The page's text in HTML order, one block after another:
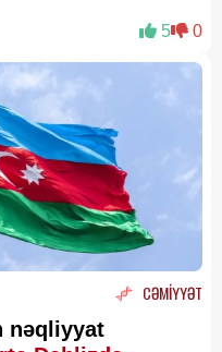
5 0
CƏMİYYƏT
nəqliyyat